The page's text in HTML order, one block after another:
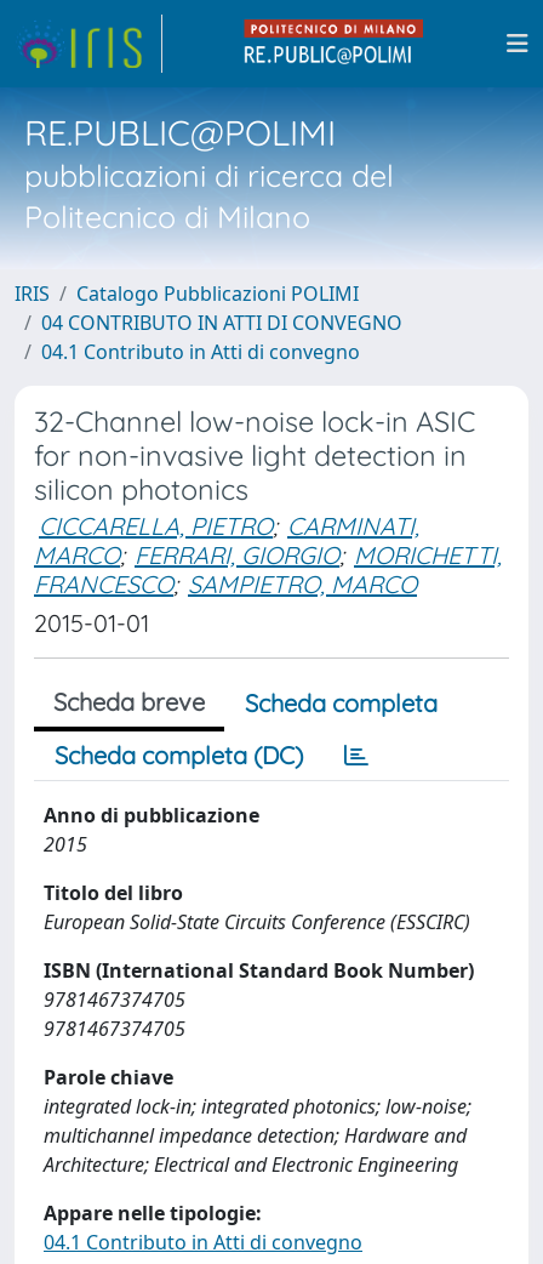
RE.PUBLIC@POLIMI
pubblicazioni di ricerca del
Politecnico di Milano
IRIS
Catalogo Pubblicazioni POLIMI
04 CONTRIBUTO IN ATTI DI CONVEGNO
04.1 Contributo in Atti di convegno
32-Channel low-noise lock-in ASIC
for non-invasive light detection in
silicon photonics
CICCARELLA, PIETRO; CARMINATI,
MARCO; FERRARI, GIORGIO; MORICHETTI,
FRANCESCO; SAMPIETRO, MARCO
2015-01-01
Scheda breve
Scheda completa
Scheda completa (DC)
Anno di pubblicazione
2015
Titolo del libro
European Solid-State Circuits Conference (ESSCIRC)
ISBN (International Standard Book Number)
9781467374705
9781467374705
Parole chiave
integrated lock-in; integrated photonics; low-noise;
multichannel impedance detection; Hardware and
Architecture; Electrical and Electronic Engineering
Appare nelle tipologie:
04.1 Contributo in Atti di convegno